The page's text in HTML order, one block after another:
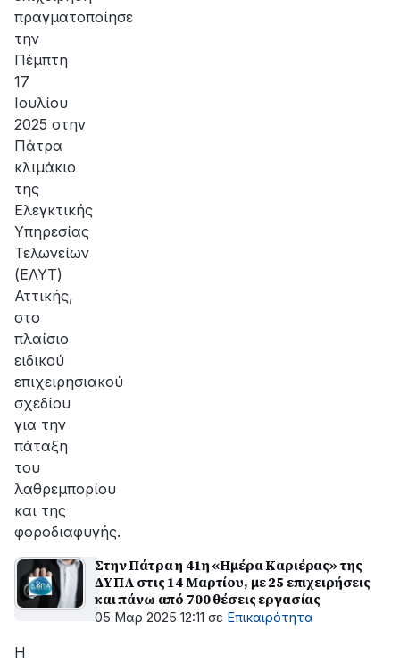
πραγματοποίησε
την
Πέμπτη
17
Ιουλίου
2025 στην
Πάτρα
κλιμάκιο
της
Ελεγκτικής
Υπηρεσίας
Τελωνείων
(ΕΛΥΤ)
Αττικής,
στο
πλαίσιο
ειδικού
επιχειρησιακού
σχεδίου
για την
πάταξη
του
λαθρεμπορίου
και της
φοροδιαφυγής.
Στην Πάτρα η 41η «Ημέρα Καριέρας» της
ΔΥΠΑ στις 14 Μαρτίου, με 25 επιχειρήσεις
και πάνω από 700 θέσεις εργασίας
05 Μαρ 2025 12:11 σε Επικαιρότητα
Η